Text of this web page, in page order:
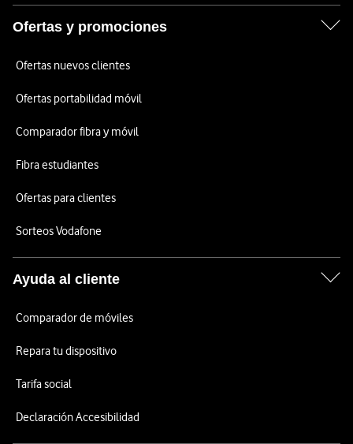
Ofertas y promociones
Ofertas nuevos clientes
Ofertas portabilidad móvil
Comparador fibra y móvil
Fibra estudiantes
Ofertas para clientes
Sorteos Vodafone
Ayuda al cliente
Comparador de móviles
Repara tu dispositivo
Tarifa social
Declaración Accesibilidad